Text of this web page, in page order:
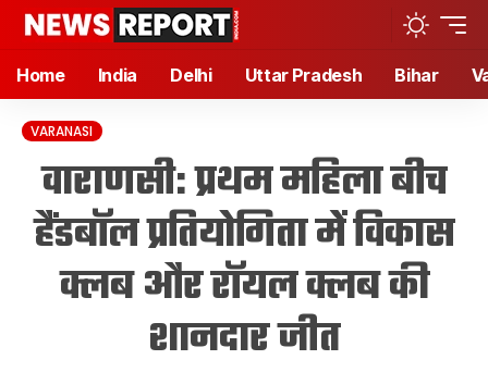
Home India Delhi Uttar Pradesh Bihar
VARANASI
वाराणसी: प्रथम महिला बीच
हैंडबॉल प्रतियोगिता में विकास
क्लब और रॉयल क्लब की
शानदार जीत